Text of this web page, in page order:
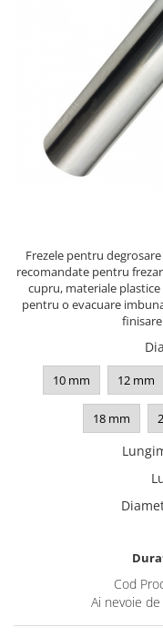
Intretinere caroserie
Solutii antirugina
Aparatura si
Curatare aer conditionat
Curatare electronice & IT
Curatare instalatii si
termice
Industriale
Vaseline si lubrifianti
Curatenie
Solutii anticalcar
Solutii desfundat tevi
Solutii suprafete
Intretinere suprafete
Frezele pentru
recomandate pentru
cupru, materiale
pentru o evacuare
10 mm 12 mm
18 mm
Cod
Ai nevoie